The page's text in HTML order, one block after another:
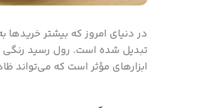
در دنیای امروز که بیشتر
تبدیل شده است. رول رسید رنگی
ابزارهای مؤثر است که می‌تواند